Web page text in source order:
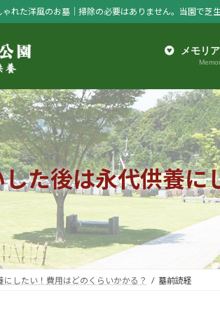
れた洋風のお墓｜掃除の必要はありません。当園で芝
メモリ
た後は永代供養に
したい！費用はどのくらいかかる？ 墓前読経